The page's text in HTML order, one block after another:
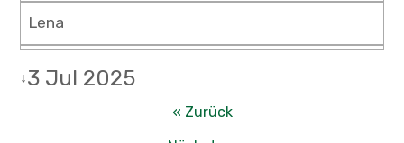
Lena
↓3 Jul 2025
« Zurück